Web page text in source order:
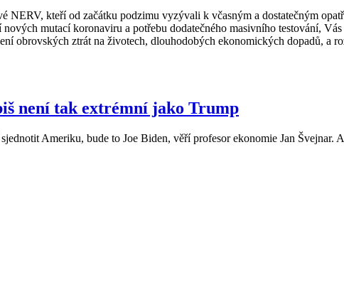
NERV, kteří od začátku podzimu vyzývali k včasným a dostatečným
mutací koronaviru a potřebu dodatečného masivního testování,
obrovských ztrát na životech, dlouhodobých ekonomických dopadů, a
není tak extrémní jako Trump
Ameriku, bude to Joe Biden, věří profesor ekonomie Jan Švejnar.